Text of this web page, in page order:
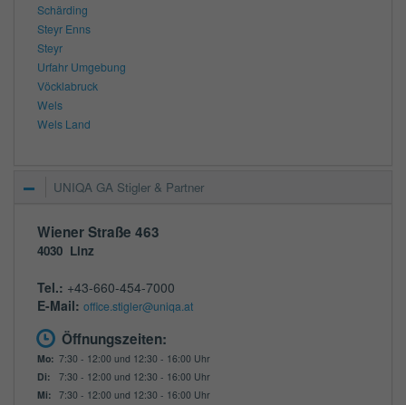
Schärding
Steyr Enns
Steyr
Urfahr Umgebung
Vöcklabruck
Wels
Wels Land
UNIQA GA Stigler & Partner
Wiener Straße 463
4030 Linz
Tel.: +43-660-454-7000
E-Mail: office.stigler@uniqa.at
Öffnungszeiten:
Mo: 7:30 - 12:00 und 12:30 - 16:00 Uhr
Di:
7:30 - 12:00 und 12:30 - 16:00 Uhr
Mi: 7:30 - 12:00 und 12:30 - 16:00 Uhr